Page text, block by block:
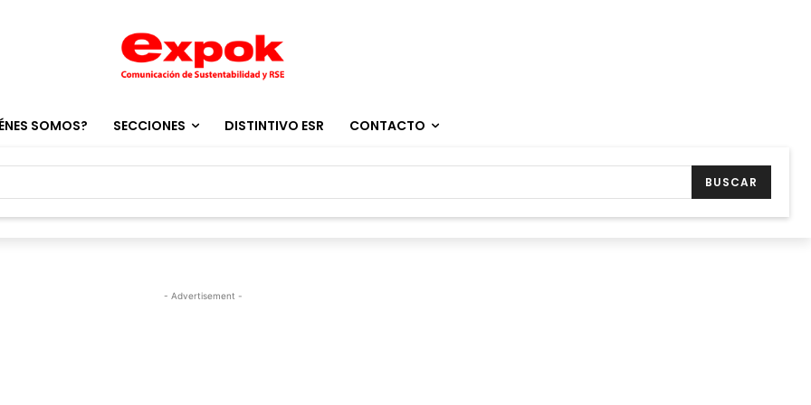
SOMOS? SECCIONES DISTINTIVO ESR CONTACTO
BUSCAR
- Advertisement -